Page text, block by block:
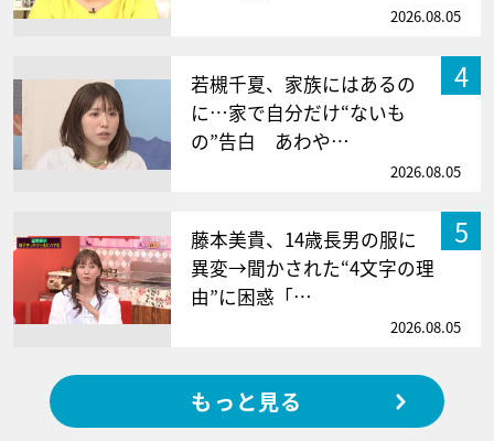
2026.08.05
4
若槻千夏、家族にはあるの
に…家で自分だけ“ないも
の”告白 あわや…
2026.08.05
5
藤本美貴、14歳長男の服に
異変→聞かされた“4文字の理
由”に困惑「…
2026.08.05
もっと見る